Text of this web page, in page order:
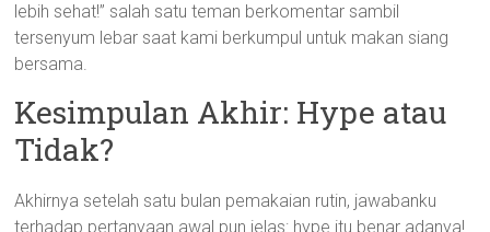
lebih sehat!” salah satu teman berkomentar sambil
tersenyum lebar saat kami berkumpul untuk makan siang
bersama.
Kesimpulan Akhir: Hype atau
Tidak?
Akhirnya setelah satu bulan pemakaian rutin, jawabanku
terhadap pertanyaan awal pun jelas: hype itu benar adanya!